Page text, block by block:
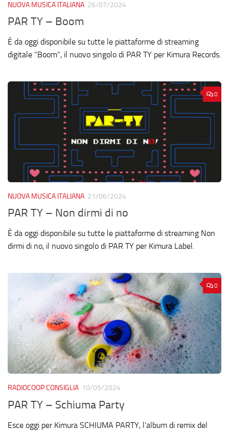
NUOVA MUSICA ITALIANA 26/07/2024
PAR TY – Boom
È da oggi disponibile su tutte le piattaforme di streaming
digitale “Boom”, il nuovo singolo di PAR TY per Kimura Records.
0
NUOVA MUSICA ITALIANA 21/06/2024
PAR TY – Non dirmi di no
È da oggi disponibile su tutte le piattaforme di streaming Non
dirmi di no, il nuovo singolo di PAR TY per Kimura Label.
0
RADIOCOOP CONSIGLIA 10/05/2024
PAR TY – Schiuma Party
Esce oggi per Kimura SCHIUMA PARTY, l’album di remix del